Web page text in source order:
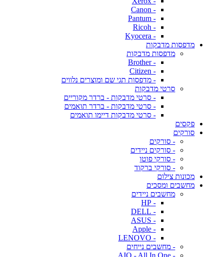
- Canon
- Pantum
- Ricoh
- Kyocera
מדפסות מדבקות
מדפסות מדבקות
- Brother
- Citizen
- מדפסות תגי שם ומוצרים נלווים
סרטי מדבקות
- סרטי מדבקות - ברדר מקוריים
- סרטי מדבקות - ברדר תואמים
- סרטי מדבקות דיימו תואמים
פקסים
סורקים
- סורקים
- סורקים ניידים
- סורקי פוטו
- סורקי ברקוד
מכונות צילום
מחשבים ומסכים
מחשבים ניידים
- HP
- DELL
- ASUS
- Apple
- LENOVO
- מחשבים נייחים
- AIO - All In One